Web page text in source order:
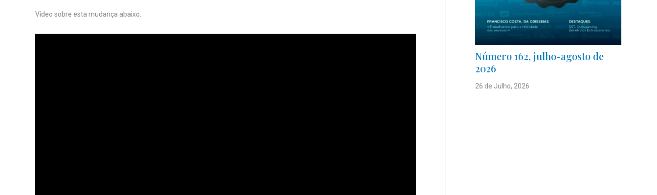
Vídeo sobre esta mudança abaixo.
Número 162, julho-agosto de
2026
26 de Julho, 2026